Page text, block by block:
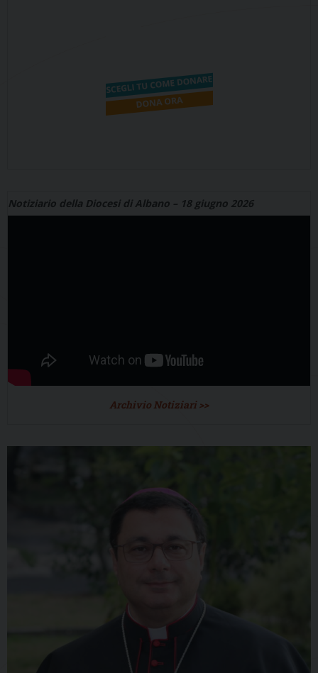
Notiziario della Diocesi di Albano – 18 giugno 2026
Archivio Notiziari >>